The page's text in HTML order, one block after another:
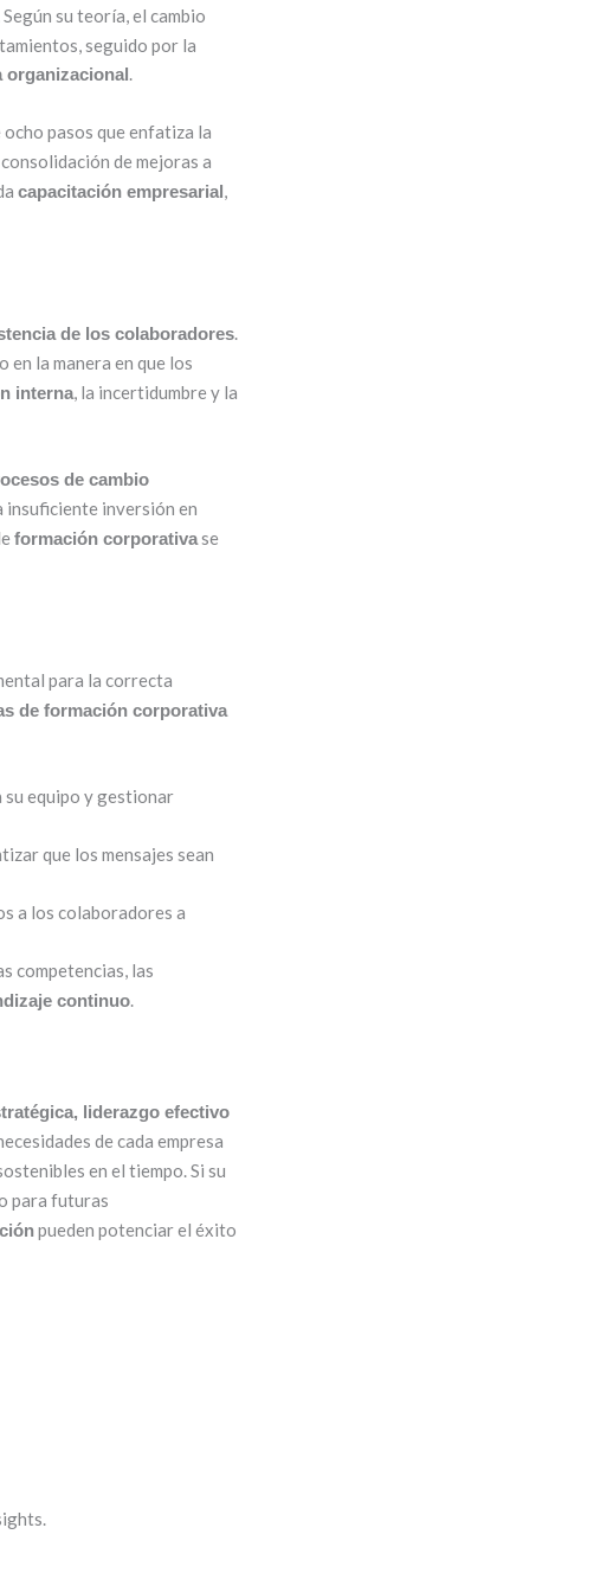
su teoría, el cambio
seguido por la
organizacional.
ocho pasos que enfatiza la
de mejoras a
capacitación empresarial,
de los colaboradores
la manera en que los
interna , la incertidumbre y la
de cambio
insuficiente inversión en
formación corporativase
para la correcta
de formación corporativa
su equipo y gestionar
que los mensajes sean
a los colaboradores a
competencias, las
continuo.
liderazgo efectivo
de cada empresa
en el tiempo. Si su
para futuras
pueden potenciar el éxito